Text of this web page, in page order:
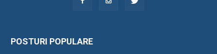
POSTURI POPULARE